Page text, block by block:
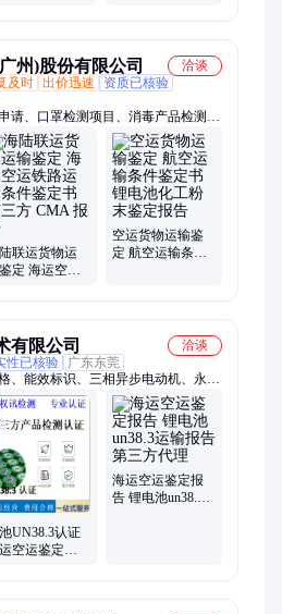
州)股份有限公司
洽谈
及时 出价迅速
资质已核验
请、口罩检测项目、消毒产品检测、
联运货物运
定 海运空运
空运货物运输鉴
定 航空运输条件
有限公司
洽谈
性已核验
广东东莞
、能效标识、三相异步电动机、永磁
UN38.3认证
空运鉴定报
海运空运鉴定报
告 锂电池un38.3